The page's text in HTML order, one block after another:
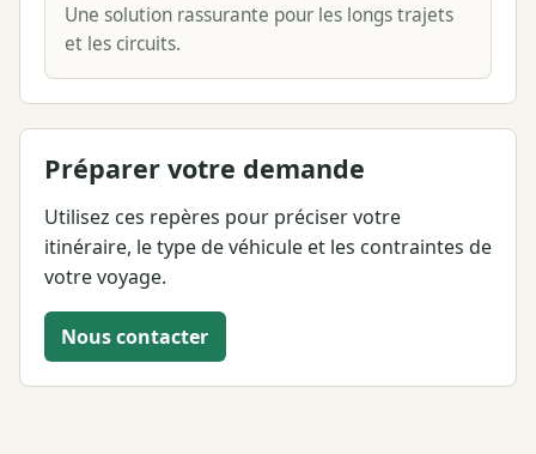
Une solution rassurante pour les longs trajets
et les circuits.
Préparer votre demande
Utilisez ces repères pour préciser votre
itinéraire, le type de véhicule et les contraintes de
votre voyage.
Nous contacter